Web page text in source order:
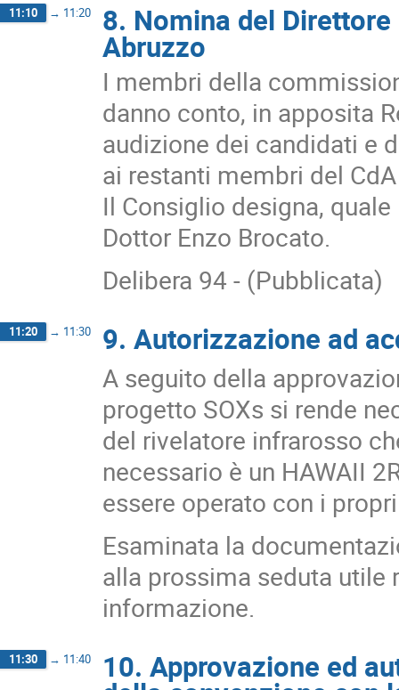
11:10 → 11:20 8. Nomina del
Abruzzo
I membri della
danno conto, in apposita
audizione dei candidati e
ai restanti membri del
Il Consiglio designa,
Dottor Enzo Brocato.
Delibera 94 - (Pubblicata)
11:20 → 11:30 9. Autorizzazione ad
A seguito della
progetto SOXs si rende
del rivelatore infrarosso
necessario è un HAWAII
essere operato con i
Esaminata la
alla prossima seduta utile
informazione.
11:30 → 11:40 10. Approvazione ed